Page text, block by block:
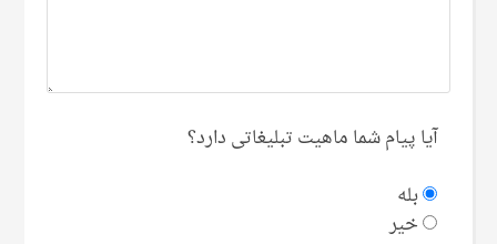
آیا پیام شما ماهیت تبلیغاتی دارد؟
بله
خیر